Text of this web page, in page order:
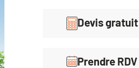
Devis gratuit
Prendre RDV